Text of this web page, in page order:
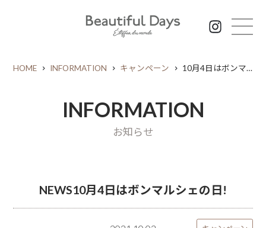
HOME INFORMATION キャンペーン 10月4日はボンマルシェの日!
INFORMATION
お知らせ
NEWS10月4日はボンマルシェの日!